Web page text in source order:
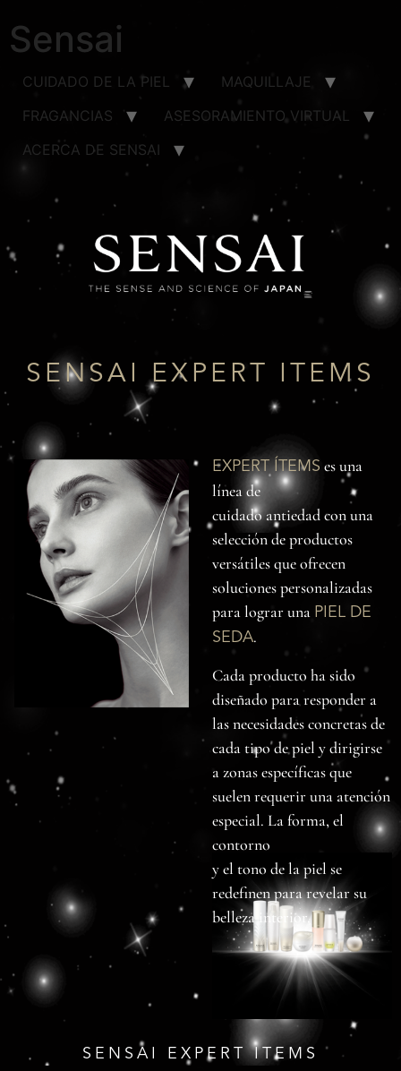
Sensai
CUIDADO DE LA PIEL
MAQUILLAJE
FRAGANCIAS
ASESORAMIENTO VIRTUAL
ACERCA DE SENSAI
SENSAI EXPERT ITEMS
EXPERT ÍTEMS es una
línea de
cuidado antiedad con una
selección de productos
versátiles que ofrecen
soluciones personalizadas
para lograr una PIEL DE
SEDA.
Cada producto ha sido
diseñado para responder a
las necesidades concretas de
cada tipo de piel y dirigirse
a zonas específicas que
suelen requerir una atención
especial. La forma, el
contorno
y el tono de la piel se
redefinen para revelar su
belleza interior.
SENSAI EXPERT ITEMS